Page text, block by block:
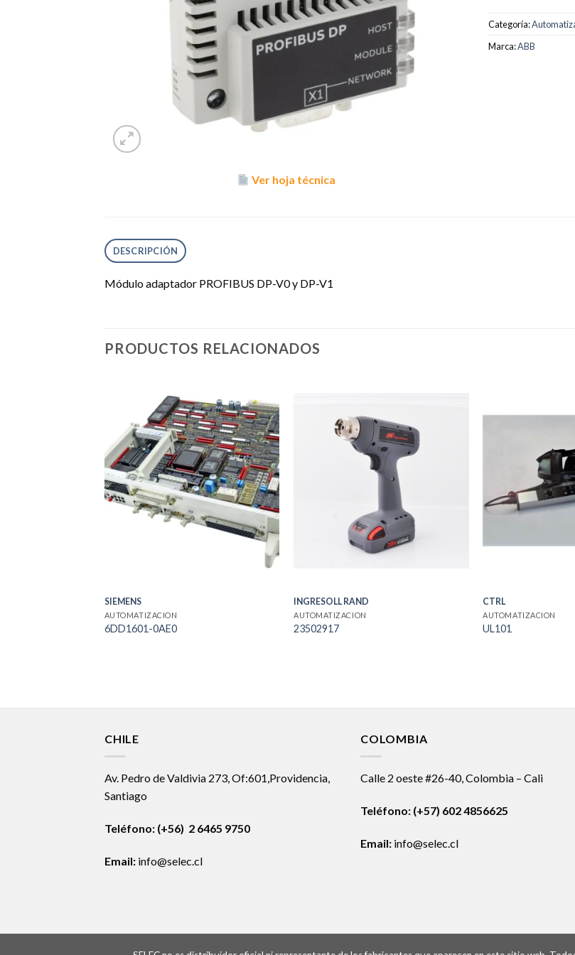
Ver hoja técnica
Categoría:
Marca:ABB
DESCRIPCIÓN
Módulo adaptador PROFIBUS DP-V0 y DP-V1
PRODUCTOS RELACIONADOS
SIEMENS
AUTOMATIZACION
6DD1601-0AE0
INGRESOLL RAND
AUTOMATIZACION
23502917
CTRL
AUTOMATIZACION
UL101
CHILE
Av. Pedro de Valdivia 273, Of:601,Providencia,
Santiago
Teléfono: (+56) 2 6465 9750
Email: info@selec.cl
COLOMBIA
Calle 2 oeste #26-40, Colombia – Cali
Teléfono: (+57) 602 4856625
Email: info@selec.cl